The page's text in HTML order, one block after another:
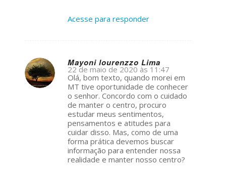
Acesse para responder
Mayoni lourenzzo Lima
s
ays:
22 de maio de 2020 às 11:47
Olá, bom texto, quando morei em
MT tive oportunidade de conhecer
o senhor. Concordo com o cuidado
de manter o centro, procuro
estudar meus sentimentos,
pensamentos e atitudes para
cuidar disso. Mas, como de uma
forma prática devemos buscar
informação para entender nossa
realidade e manter nosso centro?